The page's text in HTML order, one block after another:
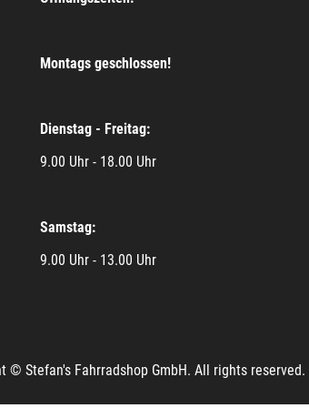
Montags geschlossen!
Dienstag - Freitag:
9.00 Uhr - 18.00 Uhr
Samstag:
9.00 Uhr - 13.00 Uhr
© Stefan's Fahrradshop GmbH. All rights reserved.